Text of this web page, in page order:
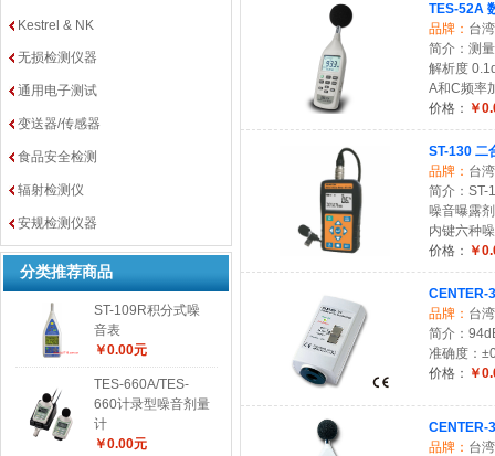
Kestrel & NK
无损检测仪器
通用电子测试
变送器/传感器
食品安全检测
辐射检测仪
安规检测仪器
分类推荐商品
ST-109R积分式噪
音表
￥0.00元
TES-660A/TES-
660计录型噪音剂量
计
￥0.00元
TES-52A
品牌： 台
简介：测
解析度
A和C频率
价格： ￥
ST-130 二
品牌： 台
简介：ST-
噪音曝露
内键六种
价格： ￥
CENTER-
品牌： 台
简介：
准确度：
价格： ￥
CENTER-
品牌： 台